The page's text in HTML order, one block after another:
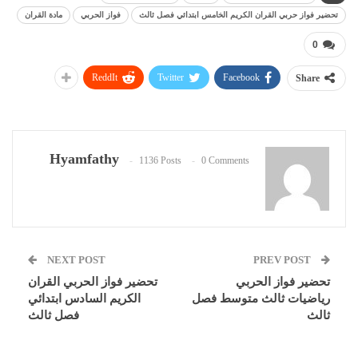
تحضير فواز حربي القران الكريم الخامس ابتدائي فصل ثالث فواز الحربي مادة القران
0
Share
Facebook
Twitter
ReddIt
Hyamfathy 1136 Posts 0 Comments
تحضير فواز الحربي
رياضيات ثالث متوسط فصل
ثالث
NEXT POST
تحضير فواز الحربي القران
الكريم السادس ابتدائي
فصل ثالث